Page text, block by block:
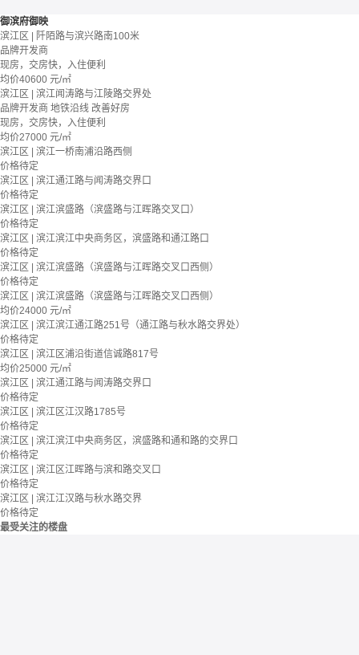
御滨府御映
滨江区 | 阡陌路与滨兴路南100米
品牌开发商
现房，交房快，入住便利
均价40600 元/㎡
滨江区 | 滨江闻涛路与江陵路交界处
品牌开发商 地铁沿线 改善好房
现房，交房快，入住便利
均价27000 元/㎡
滨江区 | 滨江一桥南浦沿路西侧
价格待定
滨江区 | 滨江通江路与闻涛路交界口
价格待定
滨江区 | 滨江滨盛路（滨盛路与江晖路交叉口）
价格待定
滨江区 | 滨江滨江中央商务区，滨盛路和通江路口
价格待定
滨江区 | 滨江滨盛路（滨盛路与江晖路交叉口西侧）
价格待定
滨江区 | 滨江滨盛路（滨盛路与江晖路交叉口西侧）
均价24000 元/㎡
滨江区 | 滨江滨江通江路251号（通江路与秋水路交界处）
价格待定
滨江区 | 滨江区浦沿街道信诚路817号
均价25000 元/㎡
滨江区 | 滨江通江路与闻涛路交界口
价格待定
滨江区 | 滨江区江汉路1785号
价格待定
滨江区 | 滨江滨江中央商务区，滨盛路和通和路的交界口
价格待定
滨江区 | 滨江区江晖路与滨和路交叉口
价格待定
滨江区 | 滨江江汉路与秋水路交界
价格待定
最受关注的楼盘